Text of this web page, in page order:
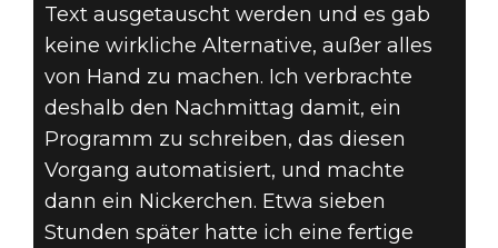
Text ausgetauscht werden und es gab
keine wirkliche Alternative, außer alles
von Hand zu machen. Ich verbrachte
deshalb den Nachmittag damit, ein
Programm zu schreiben, das diesen
Vorgang automatisiert, und machte
dann ein Nickerchen. Etwa sieben
Stunden später hatte ich eine fertige